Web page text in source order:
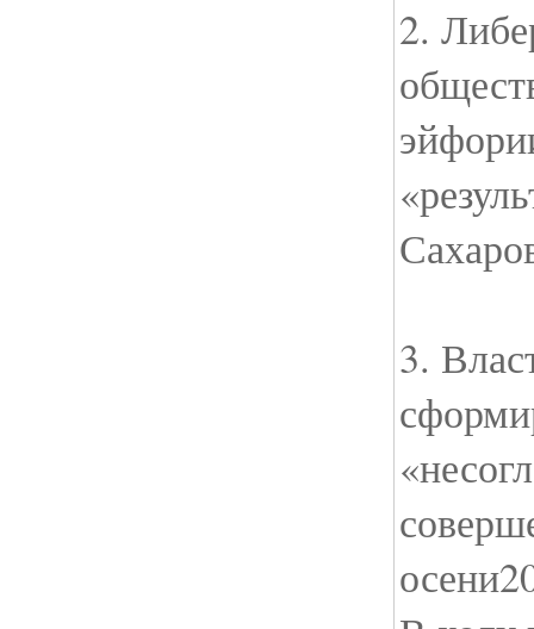
2.
3.